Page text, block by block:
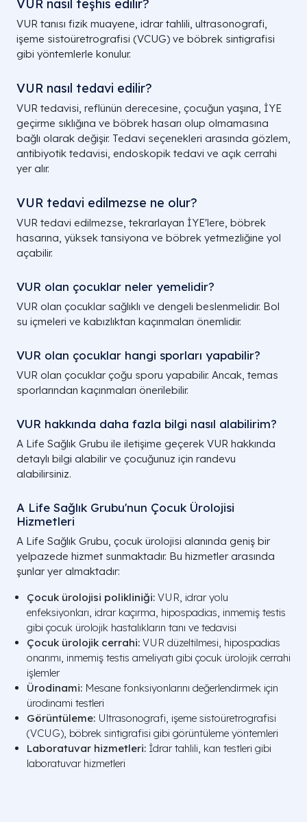
VUR nasıl teşhis edilir?
VUR tanısı fizik muayene, idrar tahlili, ultrasonografi,
işeme sistoüretrografisi (VCUG) ve böbrek sintigrafisi
gibi yöntemlerle konulur.
VUR nasıl tedavi edilir?
VUR tedavisi, reflünün derecesine, çocuğun yaşına, İYE
geçirme sıklığına ve böbrek hasarı olup olmamasına
bağlı olarak değişir. Tedavi seçenekleri arasında gözlem,
antibiyotik tedavisi, endoskopik tedavi ve açık cerrahi
yer alır.
VUR tedavi edilmezse ne olur?
VUR tedavi edilmezse, tekrarlayan İYE'lere, böbrek
hasarına, yüksek tansiyona ve böbrek yetmezliğine yol
açabilir.
VUR olan çocuklar neler yemelidir?
VUR olan çocuklar sağlıklı ve dengeli beslenmelidir. Bol
su içmeleri ve kabızlıktan kaçınmaları önemlidir.
VUR olan çocuklar hangi sporları yapabilir?
VUR olan çocuklar çoğu sporu yapabilir. Ancak, temas
sporlarından kaçınmaları önerilebilir.
VUR hakkında daha fazla bilgi nasıl alabilirim?
A Life Sağlık Grubu ile iletişime geçerek VUR hakkında
detaylı bilgi alabilir ve çocuğunuz için randevu
alabilirsiniz.
A Life Sağlık Grubu'nun Çocuk Ürolojisi
Hizmetleri
A Life Sağlık Grubu, çocuk ürolojisi alanında geniş bir
yelpazede hizmet sunmaktadır. Bu hizmetler arasında
şunlar yer almaktadır:
Çocuk ürolojisi polikliniği: VUR, idrar yolu
enfeksiyonları, idrar kaçırma, hipospadias, inmemiş testis
gibi çocuk ürolojik hastalıkların tanı ve tedavisi
Çocuk ürolojik cerrahi: VUR düzeltilmesi, hipospadias
onarımı, inmemiş testis ameliyatı gibi çocuk ürolojik cerrahi
işlemler
Ürodinami: Mesane fonksiyonlarını değerlendirmek için
ürodinami testleri
Görüntüleme: Ultrasonografi, işeme sistoüretrografisi
(VCUG), böbrek sintigrafisi gibi görüntüleme yöntemleri
Laboratuvar hizmetleri: İdrar tahlili, kan testleri gibi
laboratuvar hizmetleri